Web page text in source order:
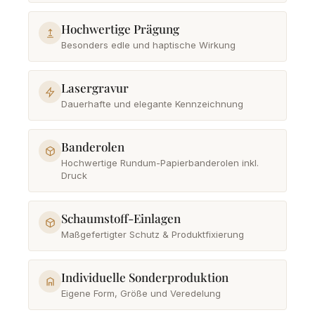
Hochwertige Prägung
Besonders edle und haptische Wirkung
Lasergravur
Dauerhafte und elegante Kennzeichnung
Banderolen
Hochwertige Rundum-Papierbanderolen inkl.
Druck
Schaumstoff-Einlagen
Maßgefertigter Schutz & Produktfixierung
Individuelle Sonderproduktion
Eigene Form, Größe und Veredelung